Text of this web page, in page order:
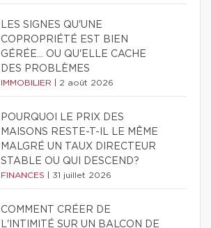
LES SIGNES QU'UNE
COPROPRIÉTÉ EST BIEN
GÉRÉE… OU QU'ELLE CACHE
DES PROBLÈMES
IMMOBILIER 2 août 2026
POURQUOI LE PRIX DES
MAISONS RESTE-T-IL LE MÊME
MALGRÉ UN TAUX DIRECTEUR
STABLE OU QUI DESCEND?
FINANCES 31 juillet 2026
COMMENT CRÉER DE
L'INTIMITÉ SUR UN BALCON DE